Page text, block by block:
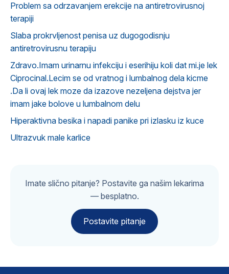
Problem sa odrzavanjem erekcije na antiretrovirusnoj
terapiji
Slaba prokrvljenost penisa uz dugogodisnju
antiretrovirusnu terapiju
Zdravo.Imam urinarnu infekciju i eserihiju koli dat mi.je lek
Ciprocinal.Lecim se od vratnog i lumbalnog dela kicme
.Da li ovaj lek moze da izazove nezeljena dejstva jer
imam jake bolove u lumbalnom delu
Hiperaktivna besika i napadi panike pri izlasku iz kuce
Ultrazvuk male karlice
Imate slično pitanje? Postavite ga našim lekarima
— besplatno.
Postavite pitanje